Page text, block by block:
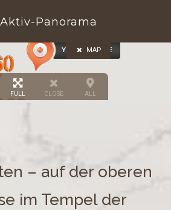
Aktiv-Panorama
MAP
FULL CLOSE ALL
– auf der oberen
im Tempel der